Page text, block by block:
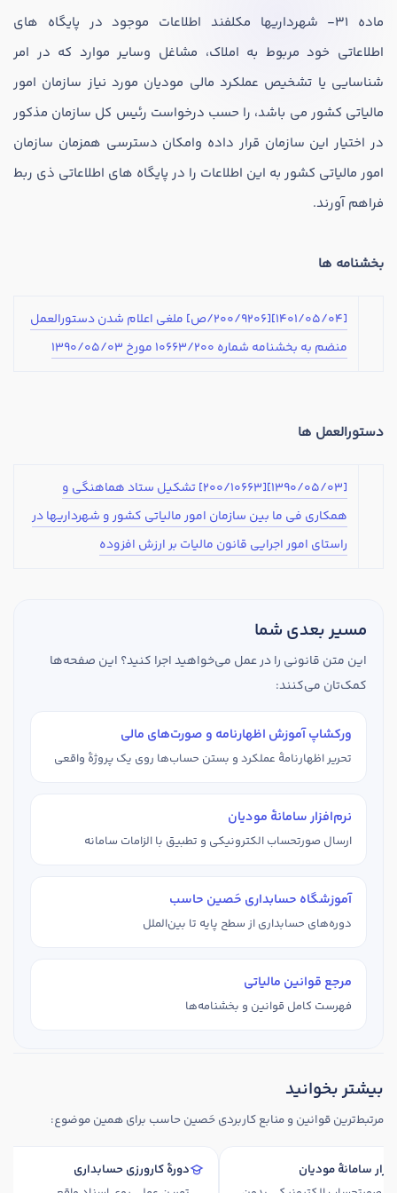
ماده 31- شهرداریها مکلفند اطلاعات موجود در پایگاه های
اطلاعاتی خود مربوط به املاک، مشاغل وسایر موارد که در امر
شناسایی یا تشخیص عملکرد مالی مودیان مورد نیاز سازمان امور
مالیاتی کشور می باشد، را حسب درخواست رئیس کل سازمان مذکور
در اختیار این سازمان قرار داده وامکان دسترسی همزمان سازمان
امور مالیاتی کشور به این اطلاعات را در پایگاه های اطلاعاتی ذی ربط
فراهم آورند.
بخشنامه ها
[1401/05/04][200/9206/ص] ملغی اعلام شدن دستورالعمل
منضم به بخشنامه شماره 10663/200 مورخ 1390/05/03
دستورالعمل ها
[1390/05/03][200/10663] تشکیل ستاد هماهنگی و
همکاری فی ما بین سازمان امور مالیاتی کشور و شهرداریها در
راستای امور اجرایی قانون مالیات بر ارزش افزوده
مسیر بعدی شما
این متن قانونی را در عمل می‌خواهید اجرا کنید؟ این صفحه‌ها
کمک‌تان می‌کنند:
ورکشاپ آموزش اظهارنامه و صورت‌های مالی
تحریر اظهارنامهٔ عملکرد و بستن حساب‌ها روی یک پروژهٔ واقعی
نرم‌افزار سامانهٔ مودیان
ارسال صورتحساب الکترونیکی و تطبیق با الزامات سامانه
آموزشگاه حسابداری حَصین حاسب
دوره‌های حسابداری از سطح پایه تا بین‌الملل
مرجع قوانین مالیاتی
فهرست کامل قوانین و بخشنامه‌ها
بیشتر بخوانید
مرتبط‌ترین قوانین و منابع کاربردی حَصین حاسب برای همین موضوع:
سامانهٔ مودیان دورهٔ کارورزی حسابداری
در صورتی که سابقه دارید ، چه مهارت هایی در حسابداری دارید؟
هدف بلند مدت شما از آموزش چیست ؟
درخواست تعیین سطح